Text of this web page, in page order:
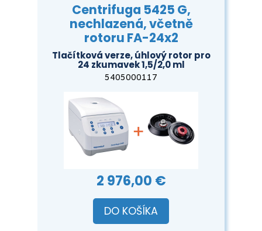
Centrifuga 5425 G,
nechlazená, včetně
rotoru FA-24x2
Tlačítková verze, úhlový rotor pro
24 zkumavek 1,5/2,0 ml
5405000117
2 976,00 €
DO KOŠÍKA